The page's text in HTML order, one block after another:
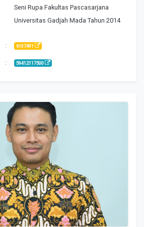
Seni Rupa Fakultas Pascasarjana
Universitas Gadjah Mada Tahun 2014
: 6107491
: 59412117500